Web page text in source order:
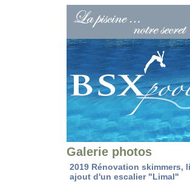
Galerie photos
2019 Rénovation skimmers,
ajout d'un escalier "Limal"